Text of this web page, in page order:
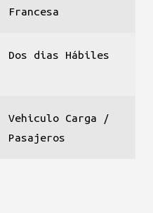
Francesa
Dos dias Hábiles
Vehiculo Carga /
Pasajeros